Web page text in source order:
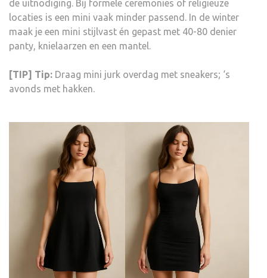
de uitnodiging. Bij formele ceremonies of religieuze
locaties is een mini vaak minder passend. In de winter
maak je een mini stijlvast én gepast met 40-80 denier
panty, knielaarzen en een mantel.
[TIP] Tip: Draag mini jurk overdag met sneakers; ‘s
avonds met hakken.